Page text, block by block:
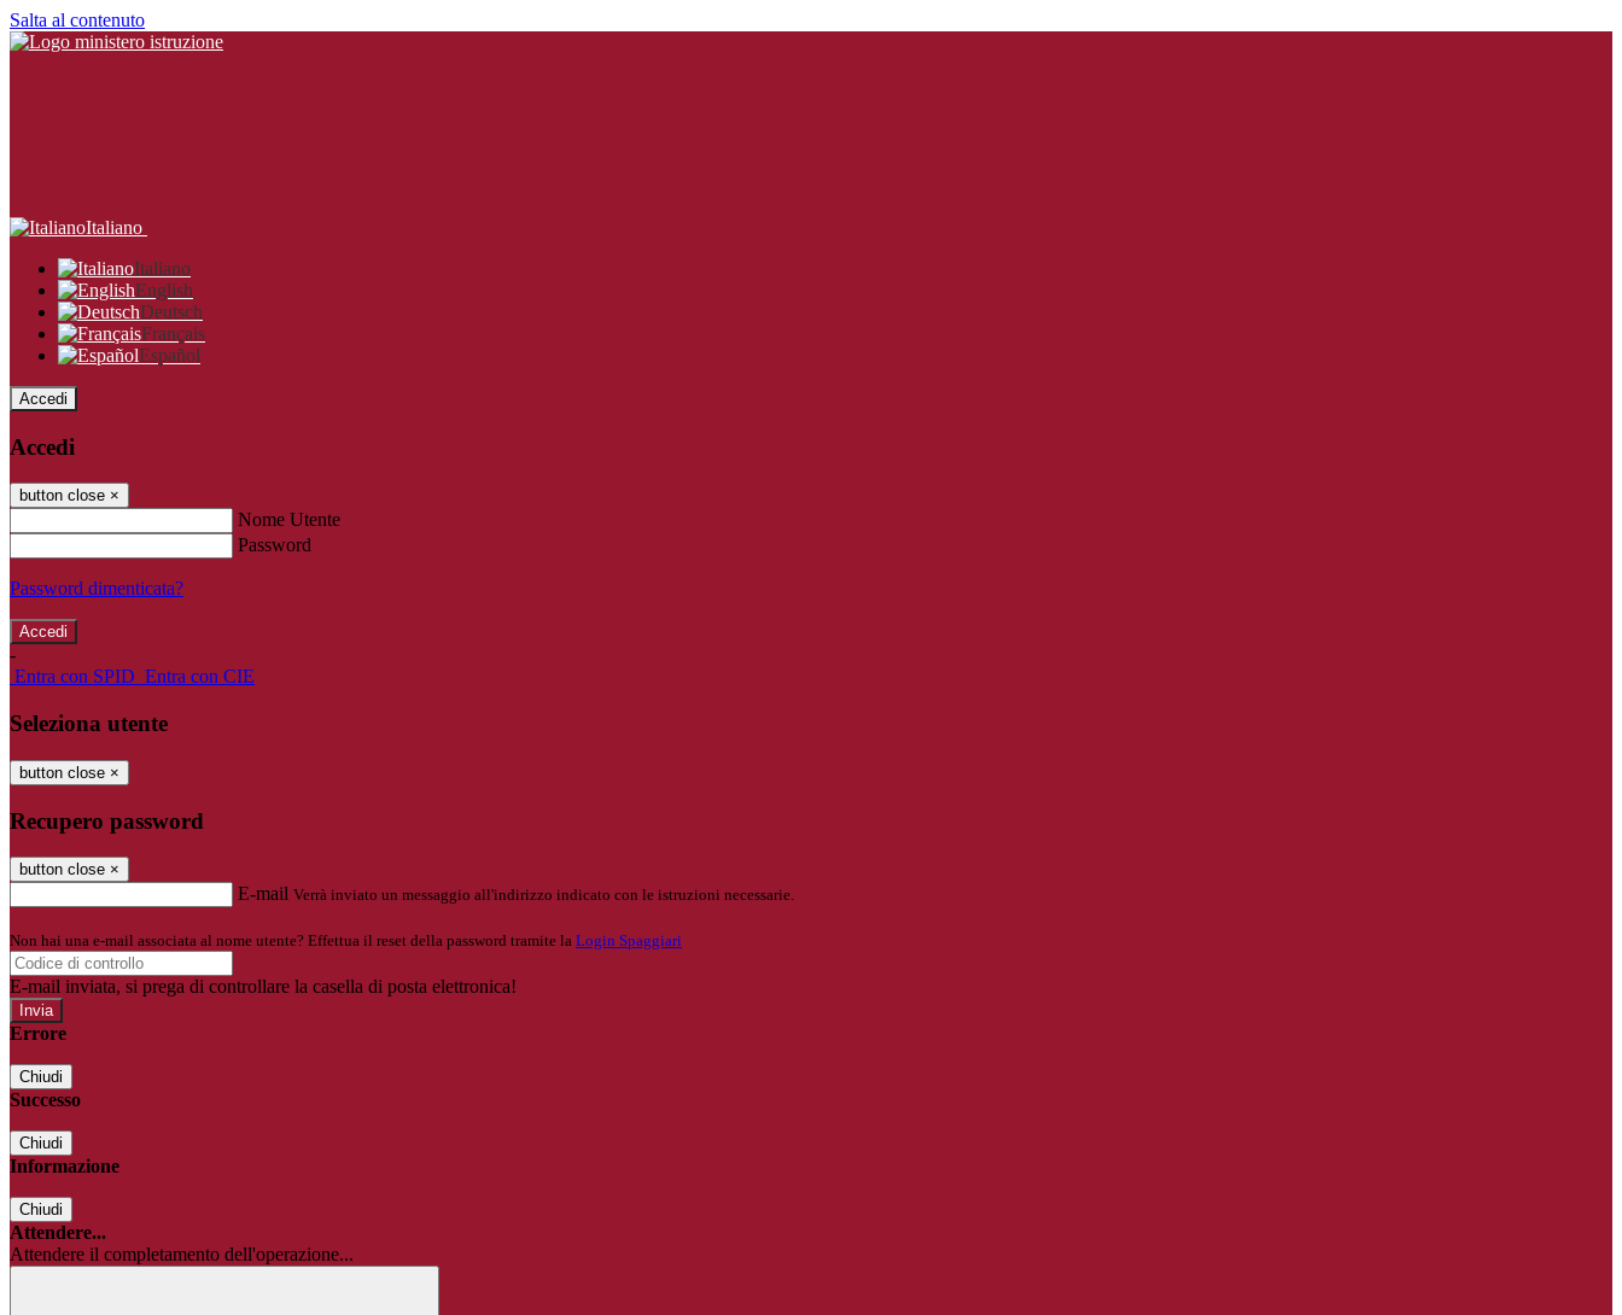
Salta al contenuto
Italiano
Italiano
English
Deutsch
Français
Español
Accedi
Accedi
button close ×
Nome Utente
Password
Password dimenticata?
-
Entra con SPID Entra con CIE
Seleziona utente
button close ×
Recupero password
button close ×
E-mail Verrà inviato un messaggio all'indirizzo indicato con le istruzioni necessarie.
Non hai una e-mail associata al nome utente? Effettua il reset della password tramite la Login Spaggiari
E-mail inviata, si prega di controllare la casella di posta elettronica!
Errore
Chiudi
Successo
Chiudi
Informazione
Chiudi
Attendere...
Attendere il completamento dell'operazione...